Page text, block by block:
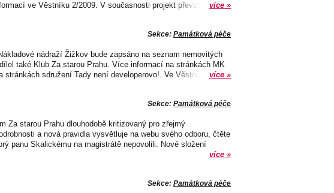
ve Věstníku 2/2009. V současnosti projekt převzal...více »
Sekce: Památková péče
nádraží Žižkov bude zapsáno na seznam nemovitých
také Klub Za starou Prahu. Více informací na stránkách MK
sdružení Tady není developerovo!. Ve Věstníku...více »
Sekce: Památková péče
Za starou Prahu dlouhodobě kritizovaný pro zřejmý
a nová pravidla vysvětluje na webu svého odboru, čtěte
panu Skalickému na magistrátě nepovolili. Nové složení
více »
Sekce: Památková péče